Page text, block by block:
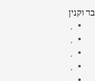
בר וקנין